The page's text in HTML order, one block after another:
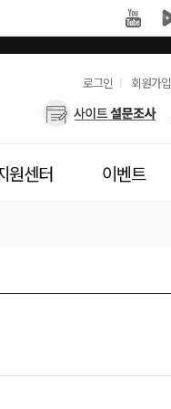
유
용
로그인 회원가입
사
자
메
원센터 이벤트